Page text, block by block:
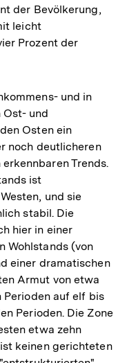
der Bevölkerung,
leicht
Prozent der
und in
Ost- und
Osten ein
noch deutlicheren
Trends.
ist
und sie
stabil. Die
hier in einer
Wohlstands (von
einer dramatischen
Armut von etwa
Perioden auf elf bis
Perioden. Die Zone
etwa zehn
keinen gerichteten